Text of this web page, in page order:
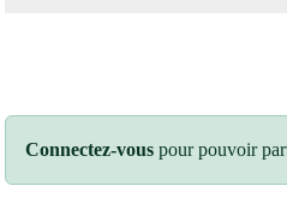
Connectez-vous pour pouvoir